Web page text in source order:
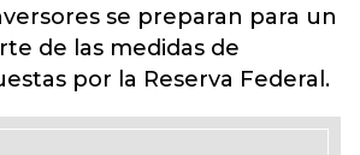
se preparan para un
de las medidas de
por la Reserva Federal.